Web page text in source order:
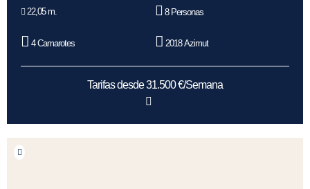
22,05 m. 8 Personas
4 Camarotes 2018 Azimut
Tarifas desde 31.500 €/Semana